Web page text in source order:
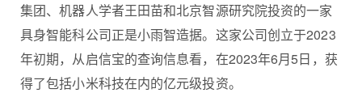
集团、机器人学者王田苗和北京智源研究院投资的一家
具身智能科公司正是小雨智造据。这家公司创立于2023
年初期，从启信宝的查询信息看，在2023年6月5日，获
得了包括小米科技在内的亿元级投资。